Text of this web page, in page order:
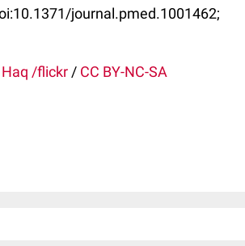
journal.pmed.1001462;
Haq /flickr / CC BY-NC-SA